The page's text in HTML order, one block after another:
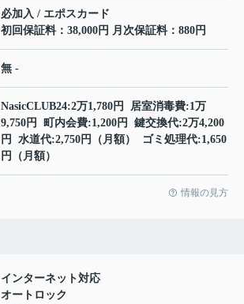
必加入 / エポスカード
初回保証料：38,000円 月次保証料：880円
無 -
NasicCLUB24:2万1,780円 居室消毒費:1万
9,750円 町内会費:1,200円 鍵交換代:2万4,200
円 水道代:2,750円（月額） ゴミ処理代:1,650
円（月額）
情報の見方
インターネット対応
オートロック